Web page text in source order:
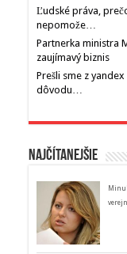
Ľudské práva,
nepomože…
Partnerka ministra
zaujímavý biznis
Prešli sme z
dôvodu…
Najčítanejšie